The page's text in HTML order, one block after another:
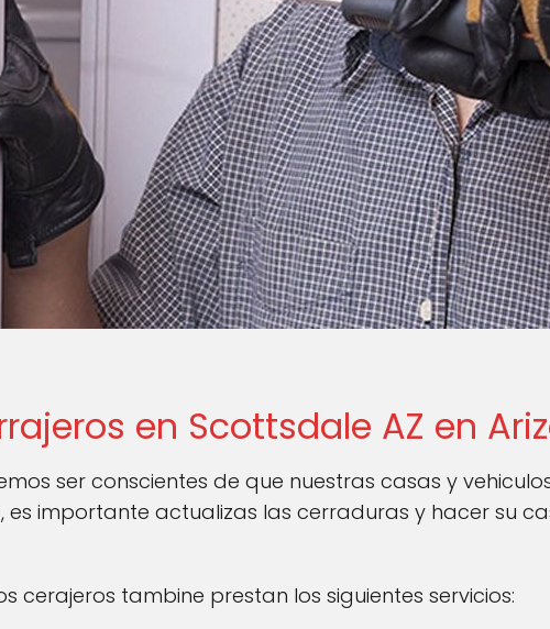
en Scottsdale AZ en
ser conscientes de que nuestras casas y
importante actualizas las cerraduras y hacer su
cerajeros tambine prestan los siguientes servicios: